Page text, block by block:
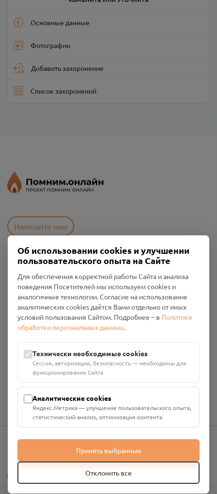
Основные данные
Фотографии
Добавить захоронение
Список захоронений
Напишите нам
Пользовательское соглашение
Политика конфиденциальности
Промо-материалы
Настройки cookies
Общество с ограниченной ответственностью «Смоленский
ИНН: 6700029207 ОГРН: 1256700001986
Юридический адрес: 216790, Смоленская область, р-н
Руднянский, г. Рудня, улица Западная, д. 26А, пом. 18
Номер счёта: 40702810901130004287 в АО "АЛЬФА-БАНК"
Кор. счёт: 30101810200000000593
info@pomnim.online
Об использовании cookies и улучшении
пользовательского опыта на Сайте
Для обеспечения корректной работы Сайта и анализа
поведения Посетителей мы используем cookies и
аналогичные технологии. Согласие на использование
аналитических cookies даётся Вами отдельно от иных
условий пользования Сайтом. Подробнее – в Политике
обработки персональных данных.
Технически необходимые cookies
Сессия, авторизация, безопасность — необходимы для
функционирования Сайта
Аналитические cookies
Яндекс.Метрика — улучшение пользовательского опыта,
статистический анализ, оптимизация контента
Принять выбранные
Отклонить все